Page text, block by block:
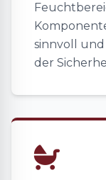
sinnvoll
der